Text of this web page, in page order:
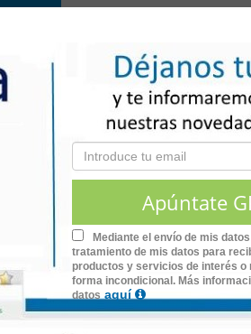
certificados
Mediante el envío de mis
tratamiento de mis datos para
productos y servicios de interés o
forma incondicional. Más
datos aquí